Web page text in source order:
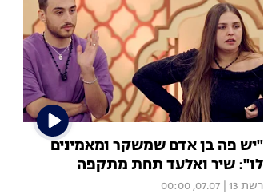
"יש פה בן אדם שמשקר ומאמינים
לו": שיר ואלעד תחת מתקפה
רשת 13 07.07, 00:00